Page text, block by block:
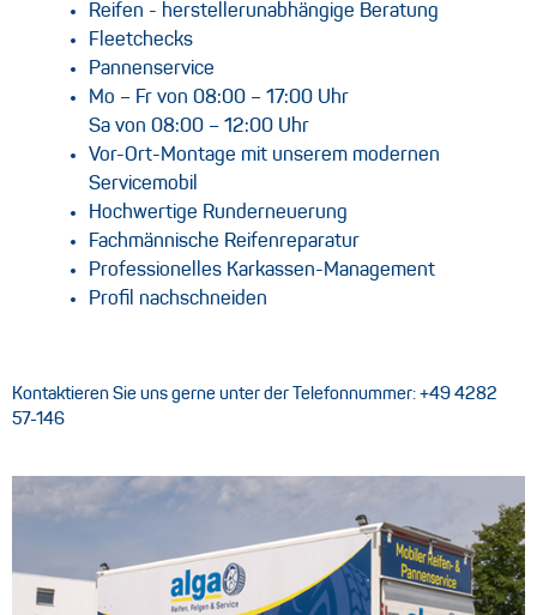
Reifen - herstellerunabhängige Beratung
Fleetchecks
Pannenservice
Mo – Fr von 08:00 – 17:00 Uhr
Sa von 08:00 – 12:00 Uhr
Vor-Ort-Montage mit unserem modernen
Servicemobil
Hochwertige Runderneuerung
Fachmännische Reifenreparatur
Professionelles Karkassen-Management
Profil nachschneiden
Kontaktieren Sie uns gerne unter der Telefonnummer: +49 4282
57-146